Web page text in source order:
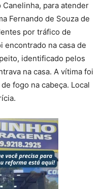
para atender
Fernando de Souza de
por tráfico de
encontrado na casa de
identificado pelos
na casa. A vítima foi
fogo na cabeça. Local